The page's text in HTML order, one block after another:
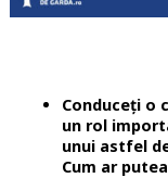
Conduceți o
un rol
unui astfel
Cum ar